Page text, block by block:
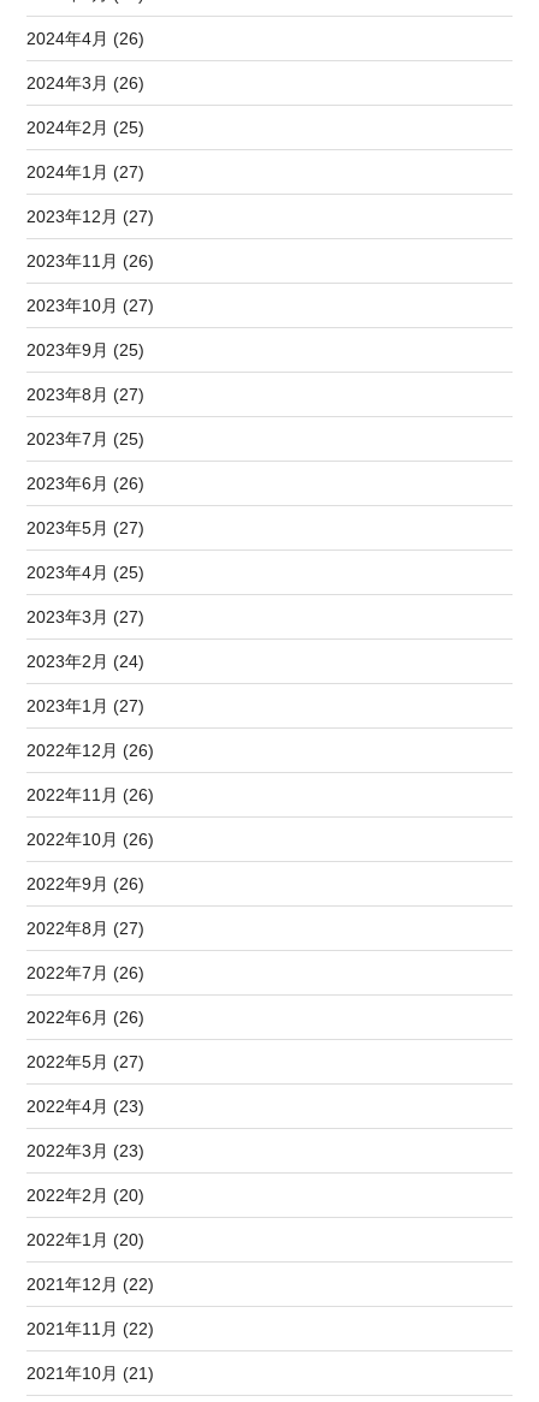
2024年4月 (26)
2024年3月 (26)
2024年2月 (25)
2024年1月 (27)
2023年12月 (27)
2023年11月 (26)
2023年10月 (27)
2023年9月 (25)
2023年8月 (27)
2023年7月 (25)
2023年6月 (26)
2023年5月 (27)
2023年4月 (25)
2023年3月 (27)
2023年2月 (24)
2023年1月 (27)
2022年12月 (26)
2022年11月 (26)
2022年10月 (26)
2022年9月 (26)
2022年8月 (27)
2022年7月 (26)
2022年6月 (26)
2022年5月 (27)
2022年4月 (23)
2022年3月 (23)
2022年2月 (20)
2022年1月 (20)
2021年12月 (22)
2021年11月 (22)
2021年10月 (21)